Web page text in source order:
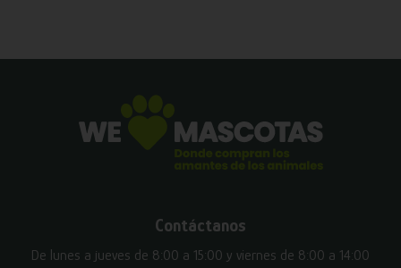
Contáctanos
De lunes a jueves de 8:00 a 15:00 y viernes de 8:00 a 14:00